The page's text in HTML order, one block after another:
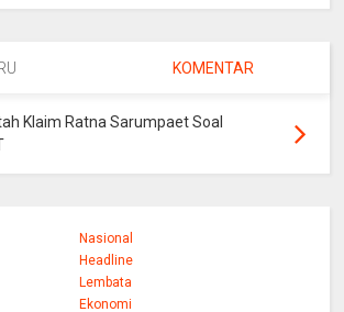
KOMENTAR
Klaim Ratna Sarumpaet Soal
Nasional
Headline
Lembata
Ekonomi